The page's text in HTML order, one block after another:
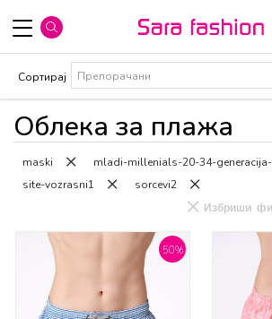
Облека за плажа
Сортирај
maski
mladi-millenials-20-34-
site-vozrasni1
sorcevi2
Избриши
50%